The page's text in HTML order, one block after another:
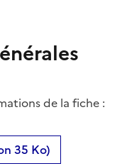
de la fiche :
35 Ko)